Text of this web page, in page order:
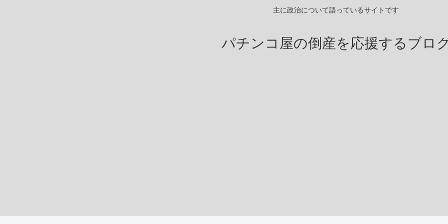
主に政治について語っているサイトです
パチンコ屋の倒産を応援するブロ